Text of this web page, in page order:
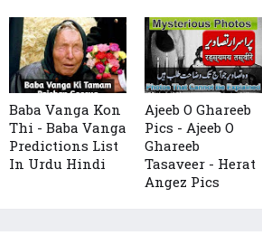
Baba Vanga Kon
Thi - Baba Vanga
Predictions List
In Urdu Hindi
Ajeeb O Ghareeb
Pics - Ajeeb O
Ghareeb
Tasaveer - Herat
Angez Pics